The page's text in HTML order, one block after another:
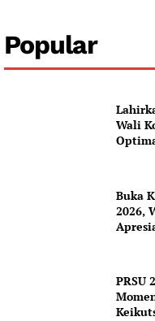
Company
Popular
Wali
Buka
2026,
PRSU